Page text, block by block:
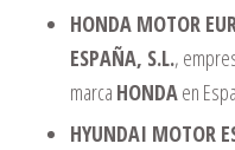
HONDA MOTOR
ESPAÑA, S.L.,
marca HONDAen
HYUNDAI MOTOR